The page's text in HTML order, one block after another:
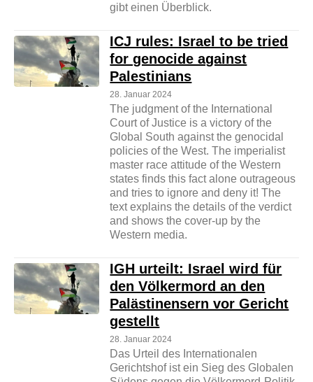
gibt einen Überblick.
ICJ rules: Israel to be tried
for genocide against
Palestinians
28. Januar 2024
The judgment of the International
Court of Justice is a victory of the
Global South against the genocidal
policies of the West. The imperialist
master race attitude of the Western
states finds this fact alone outrageous
and tries to ignore and deny it! The
text explains the details of the verdict
and shows the cover-up by the
Western media.
IGH urteilt: Israel wird für
den Völkermord an den
Palästinensern vor Gericht
gestellt
28. Januar 2024
Das Urteil des Internationalen
Gerichtshof ist ein Sieg des Globalen